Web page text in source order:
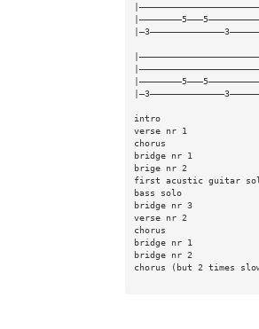
intro
verse nr 1
chorus
bridge nr 1
brige nr 2
first acustic guitar
bass solo
bridge nr 3
verse nr 2
chorus
bridge nr 1
bridge nr 2
chorus (but 2 times